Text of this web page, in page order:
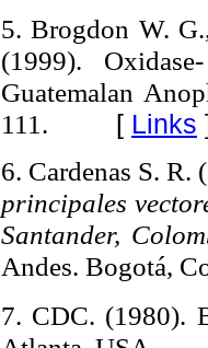
5. Brogdon W.
(1999).
Guatemalan
111.
[ Links
6. Cardenas S. R.
principales
Santander,
Andes. Bogotá,
7. CDC. (1980).